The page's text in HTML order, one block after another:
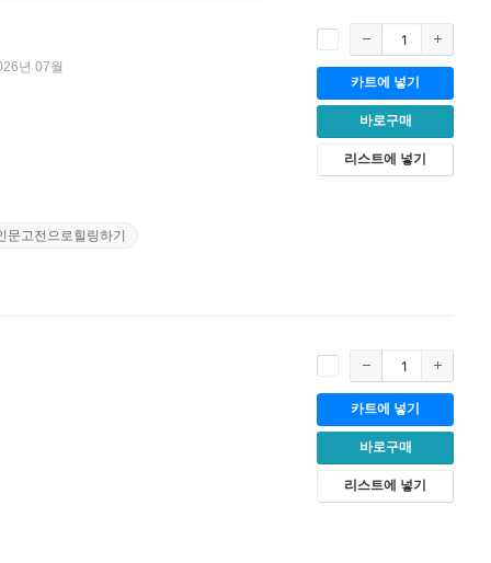
년 07월
문고전으로힐링하기
카트에 넣기
바로구매
리스트에 넣기
카트에 넣기
바로구매
리스트에 넣기